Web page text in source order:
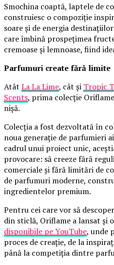
Smochina coaptă, laptele de
construiesc o compoziție
soare și de energia
care îmbină prospețimea
cremoase și lemnoase, fiind
Parfumuri create fără limite
Atât La La Lime, cât și Tropic
Scents, prima colecție
nișă.
Colecția a fost dezvoltată în
noua generație de parfumieri
cadrul unui proiect unic,
provocare: să creeze fără
comerciale și fără limitări de
de parfumuri moderne,
ingredientelor premium.
Pentru cei care vor să
din sticlă, Oriflame a lansat și
disponibile pe YouTube, unde
proces de creație, de la
până la competiția dintre